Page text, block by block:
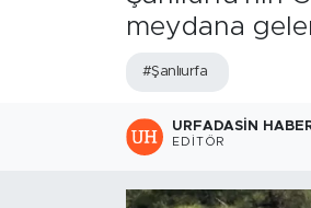
meydana
#Şanlıurfa
URFADASIN
EDITÖR
SAĞLIK
OTOMOBİL
Tüm Manşetler
Haber Arşivi